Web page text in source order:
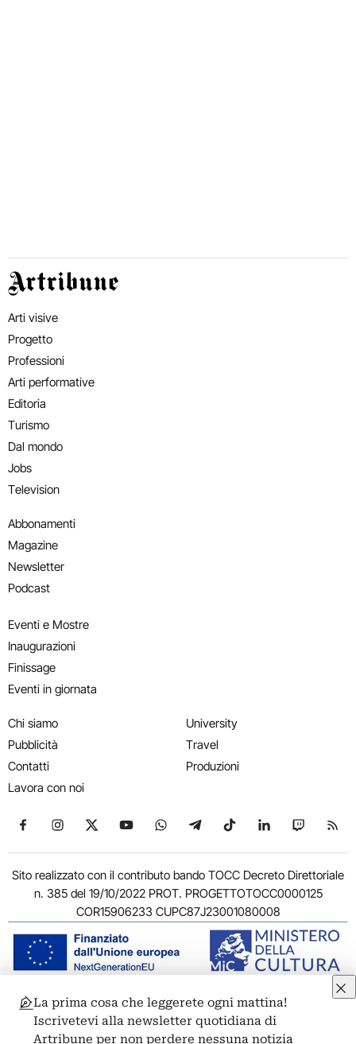
Artribune
Arti visive
Progetto
Professioni
Arti performative
Editoria
Turismo
Dal mondo
Jobs
Television
Abbonamenti
Magazine
Newsletter
Podcast
Eventi e Mostre
Inaugurazioni
Finissage
Eventi in giornata
Chi siamo
Pubblicità
Contatti
Lavora con noi
University
Travel
Produzioni
Seguici su Facebook
Seguici su Instagram
Seguici su X
Seguici su YouTube
Seguici su WhatsApp
Seguici su Telegram
Seguici su TikTok
Seguici su
Seguici
Sito realizzato con il contributo bando TOCC Decreto Direttoriale
n. 385 del 19/10/2022 PROT. PROGETTOTOCC0000125
COR15906233 CUPC87J23001080008
© 2011-2026 ARTRIBUNE srl – Corso Vittorio Emanuele II, 287 –
00186 Roma - P.I. 11381581005
La prima cosa che leggerete ogni mattina!
Iscrivetevi alla newsletter quotidiana di
Artribune per non perdere nessuna notizia